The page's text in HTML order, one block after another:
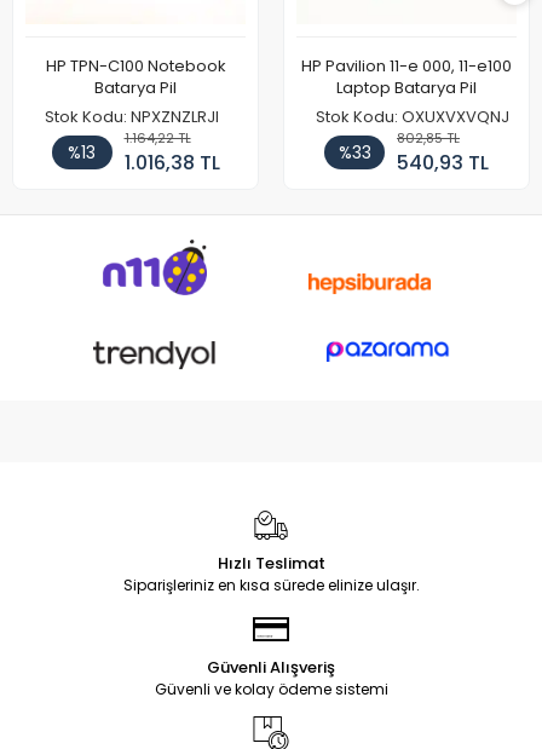
HP TPN-C100 Notebook
Batarya Pil
Stok Kodu: NPXZNZLRJI
%13
1.164,22 TL
1.016,38 TL
HP Pavilion 11-e 000, 11-e100
Laptop Batarya Pil
Stok Kodu: OXUXVXVQNJ
%33
802,85 TL
540,93 TL
Hızlı Teslimat
Siparişleriniz en kısa sürede elinize ulaşır.
Güvenli Alışveriş
Güvenli ve kolay ödeme sistemi